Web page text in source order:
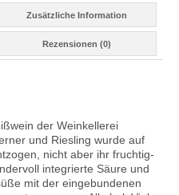
Zusätzliche Information
Rezensionen (0)
der Weinkellerei
und Riesling wurde auf
nicht aber ihr fruchtig-
integrierte Säure und
mit der eingebundenen